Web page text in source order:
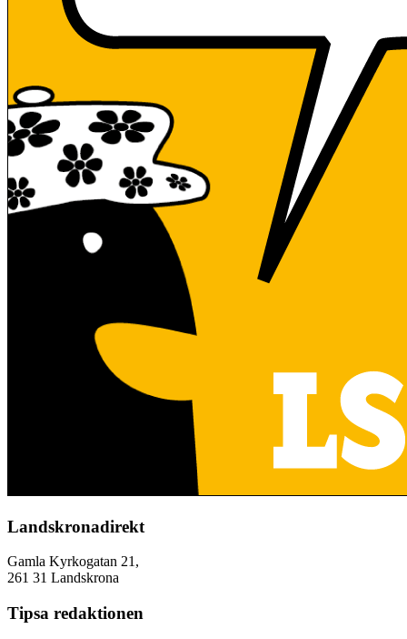
Landskronadirekt
Gamla Kyrkogatan 21,
261 31 Landskrona
Tipsa redaktionen